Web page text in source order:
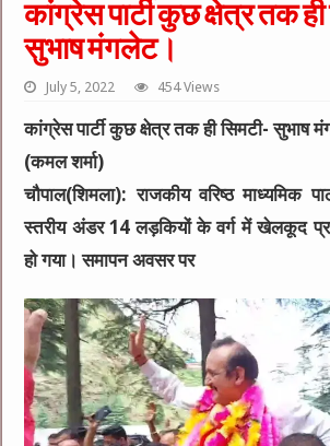
कांग्रेस पार्टी कुछ क्षेत्र तक
सुभाष मंगलेट।
July 5, 2022 454 Views
कांग्रेस पार्टी कुछ क्षेत्र तक ही सिमटी- सुभाष
(कमल शर्मा)
चौपाल(शिमला): राजकीय वरिष्ठ माध्यमिक
स्तरीय अंडर 14 लड़कियों के वर्ग में खेलकूद
हो गया। समापन अवसर पर